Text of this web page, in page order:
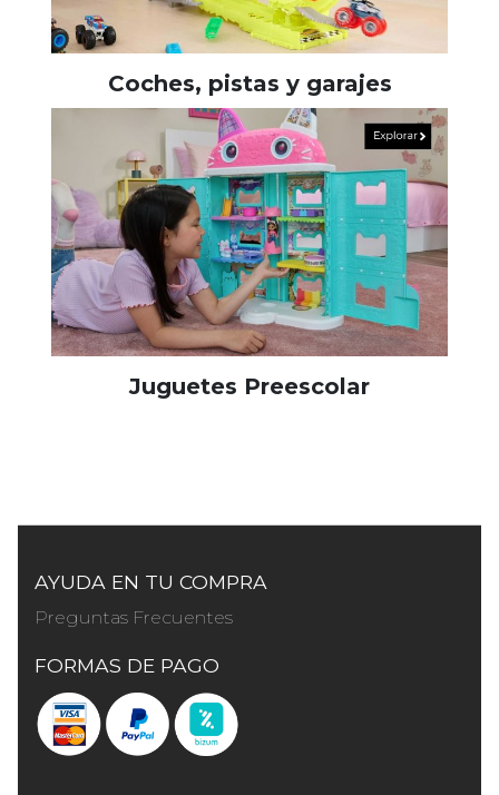
Coches, pistas y garajes
Juguetes Preescolar
AYUDA EN TU COMPRA
Preguntas Frecuentes
FORMAS DE PAGO